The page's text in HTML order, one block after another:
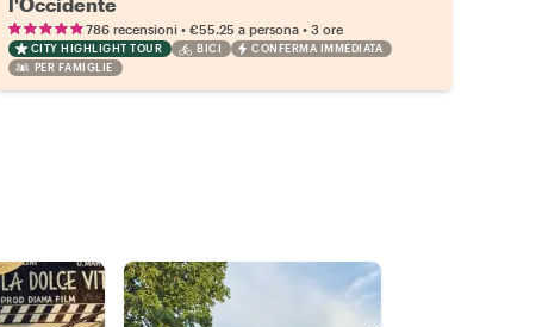
l'Occidente
786 recensioni• €55.25 a persona• 3 ore
CITY HIGHLIGHT TOUR BICI
CONFERMA IMMEDIATA
PER FAMIGLIE